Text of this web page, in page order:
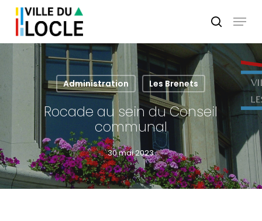
Skip
main
content
search
Menu
Administration Les Brenets
Rocade au sein du Conseil
communal
30 mai 2023
Menu